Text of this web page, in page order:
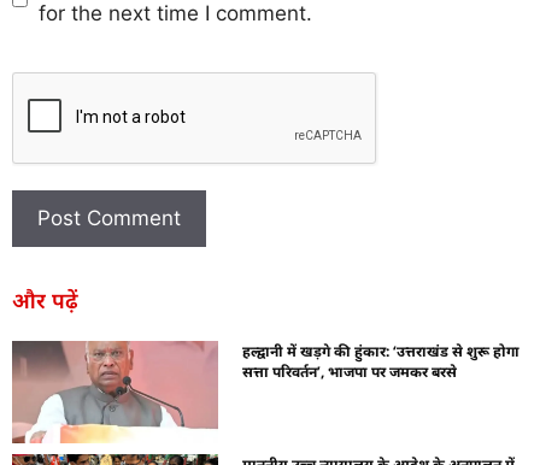
for the next time I comment.
और पढ़ें
हल्द्वानी में खड़गे की हुंकार: ‘उत्तराखंड से शुरू होगा
सत्ता परिवर्तन’, भाजपा पर जमकर बरसे